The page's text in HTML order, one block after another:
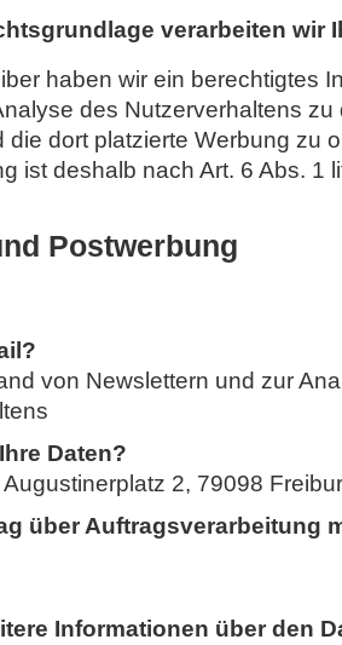
verarbeiten wir
haben wir ein berechtigtes
des Nutzerverhaltens
die dort platzierte Werbung zu
ist deshalb nach Art. 6 Abs. 1
Postwerbung
von Newslettern und zur
Daten?
2, 79098
über Auftragsverarbeitung
Informationen über den